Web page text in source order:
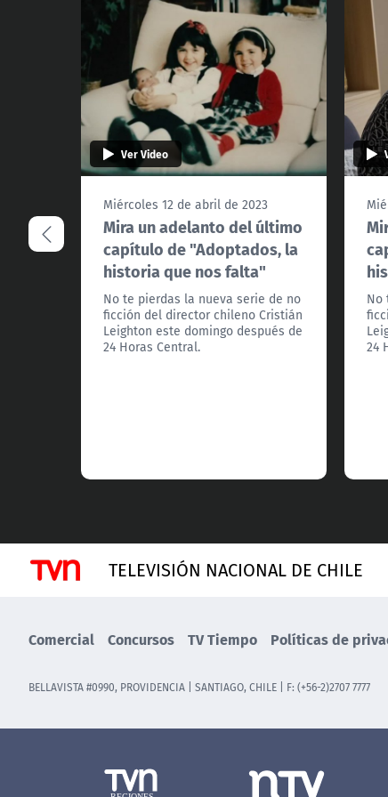
Ver Video
Miércoles 12 de abril de 2023
Mira un adelanto del último
capítulo de "Adoptados, la
historia que nos falta"
No te pierdas la nueva serie de no
ficción del director chileno Cristián
Leighton este domingo después de
24 Horas Central.
No
24
TELEVISIÓN NACIONAL DE CHILE
Comercial Concursos TV Tiempo Políticas de
BELLAVISTA #0990, PROVIDENCIA | SANTIAGO, CHILE | F: (+56-2)2707 7777